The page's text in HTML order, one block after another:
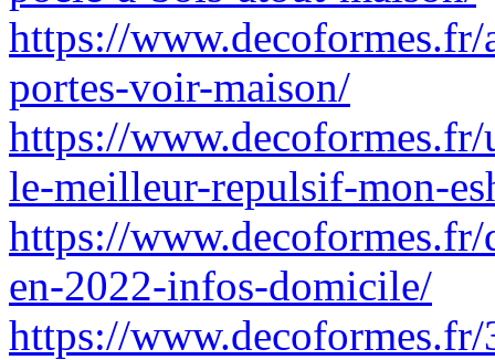
https://
portes-voir-maison/
https://
le-meilleur-repulsif-mon-
https://www.decoformes.fr/
en-2022-infos-domicile/
https://